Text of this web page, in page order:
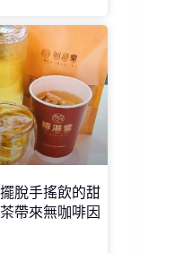
脫手搖飲的甜
帶來無咖啡因